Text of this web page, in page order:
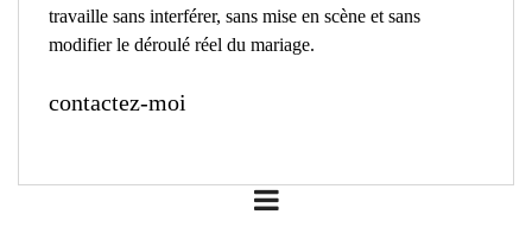
travaille sans interférer, sans mise en scène et sans
modifier le déroulé réel du mariage.
contactez-moi